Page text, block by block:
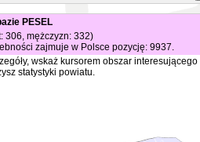
PESEL
306, mężczyzn: 332)
zajmuje w Polsce pozycję: 9937.
wskaż kursorem obszar
statystyki powiatu.